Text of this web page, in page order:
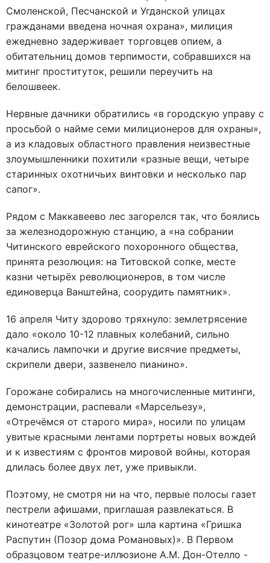
Смоленской, Песчанской и Угданской улицах
гражданами введена ночная охрана», милиция
ежедневно задерживает торговцев опием, а
обитательниц домов терпимости, собравшихся на
митинг проституток, решили переучить на
белошвеек.
Нервные дачники обратились «в городскую управу с
просьбой о найме семи милиционеров для охраны»,
а из кладовых областного правления неизвестные
злоумышленники похитили «разные вещи, четыре
старинных охотничьих винтовки и несколько пар
сапог».
Рядом с Маккавеево лес загорелся так, что боялись
за железнодорожную станцию, а «на собрании
Читинского еврейского похоронного общества,
принята резолюция: на Титовской сопке, месте
казни четырёх революционеров, в том числе
единоверца Ванштейна, соорудить памятник».
16 апреля Читу здорово тряхнуло: землетрясение
дало «около 10-12 плавных колебаний, сильно
качались лампочки и другие висячие предметы,
скрипели двери, зазвенело пианино».
Горожане собирались на многочисленные митинги,
демонстрации, распевали «Марсельезу»,
«Отречёмся от старого мира», носили по улицам
увитые красными лентами портреты новых вождей
и к известиям с фронтов мировой войны, которая
длилась более двух лет, уже привыкли.
Поэтому, не смотря ни на что, первые полосы газет
пестрели афишами, приглашая развлекаться. В
кинотеатре «Золотой рог» шла картина «Гришка
Распутин (Позор дома Романовых)». В Первом
образцовом театре-иллюзионе А.М. Дон-Отелло -